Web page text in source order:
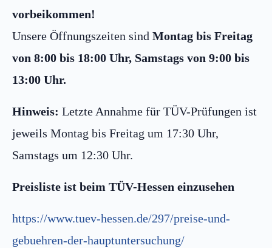
vorbeikommen!
Unsere Öffnungszeiten sind Montag bis Freitag
von 8:00 bis 18:00 Uhr, Samstags von 9:00 bis
13:00 Uhr.
Hinweis: Letzte Annahme für TÜV-Prüfungen ist
jeweils Montag bis Freitag um 17:30 Uhr,
Samstags um 12:30 Uhr.
Preisliste ist beim TÜV-Hessen einzusehen
https://www.tuev-hessen.de/297/preise-und-
gebuehren-der-hauptuntersuchung/